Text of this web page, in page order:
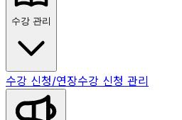
수강 관리
수강 신청/연장수강 신청 관리